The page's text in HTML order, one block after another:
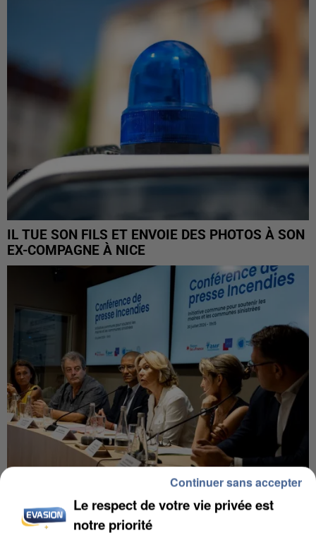
IL TUE SON FILS ET ENVOIE DES PHOTOS À SON
EX-COMPAGNE À NICE
INCENDIES : L’ÎLE-DE-FRANCE LANCE UN ÉLAN
DE SOLIDARITÉ AVEC LES...
Le respect de votre vie privée est
notre priorité
Continuer sans accepter